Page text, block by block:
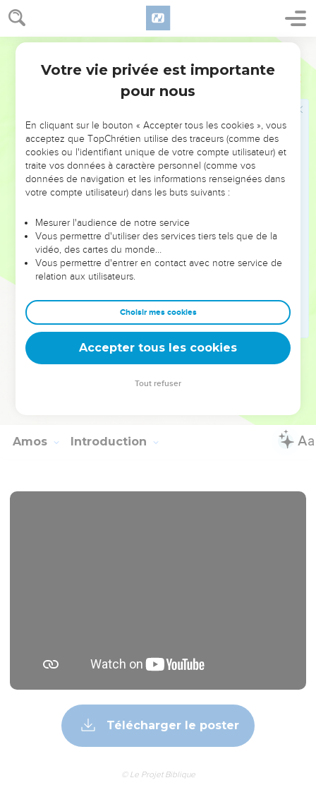
4
Ce sont des foules, des foules dans la vallée du jugement,
car le jour de l'Eternel est proche dans la vallée du jugement.
Le soleil et la lune s'obscurcissent, et les étoiles perdent
*De Sion l'Eternel rugit, de Jérusalem il fait entendre sa
voix. Le ciel et la terre sont ébranlés, mais l'Eternel est un
« Et vous saurez que je suis l'Eternel, votre Dieu, qui habite
à Sion, ma sainte montagne. Jérusalem sera sainte, et les
étrangers n'y passeront plus.
A ce moment-là, le vin nouveau ruissellera des
montagnes, le lait coulera des collines et il y aura de l'eau
dans tous les torrents de Juda. Une source sortira aussi de la
maison de l'Eternel et arrosera la vallée de Sittim.
» L'Egypte sera dévastée, Edom deviendra un désert, à
cause de leurs violences contre les Judéens dont ils ont
versé le sang innocent dans leur pays.
Mais Juda sera toujours habité, et Jérusalem le sera de
Amos Introduction
Télécharger le poster
© Le Projet Biblique
Votre vie privée est importante
pour nous
En cliquant sur le bouton « Accepter tous les cookies », vous
acceptez que TopChrétien utilise des traceurs (comme des
cookies ou l'identifiant unique de votre compte utilisateur) et
traite vos données à caractère personnel (comme vos
données de navigation et les informations renseignées dans
votre compte utilisateur) dans les buts suivants :
Mesurer l'audience de notre service
Vous permettre d'utiliser des services tiers tels que de la
vidéo, des cartes du monde…
Vous permettre d'entrer en contact avec notre service de
relation aux utilisateurs.
Choisir mes cookies
Accepter tous les cookies
Tout refuser